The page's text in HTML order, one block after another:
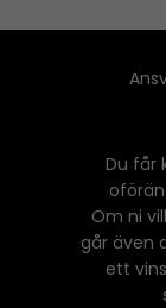
Du får
Om ni
går även
ett